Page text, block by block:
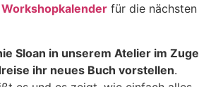
Workshopkalender für die nächsten
Sloan in unserem Atelier im Zuge
ihr neues Buch vorstellen.